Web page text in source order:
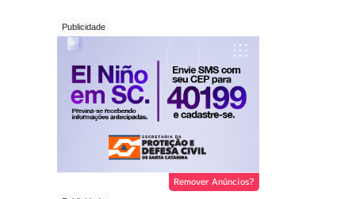
Remover Anúncios?